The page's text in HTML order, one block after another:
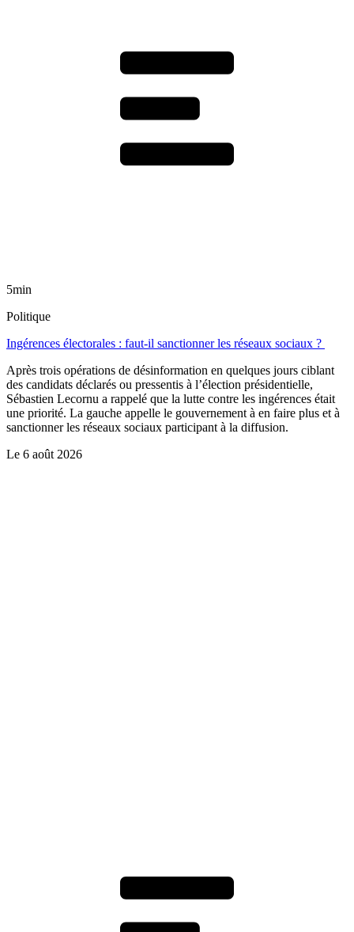
5min
Politique
Ingérences électorales : faut-il sanctionner les réseaux sociaux ?
Après trois opérations de désinformation en quelques jours ciblant
des candidats déclarés ou pressentis à l’élection présidentielle,
Sébastien Lecornu a rappelé que la lutte contre les ingérences était
une priorité. La gauche appelle le gouvernement à en faire plus et à
sanctionner les réseaux sociaux participant à la diffusion.
Le 6 août 2026